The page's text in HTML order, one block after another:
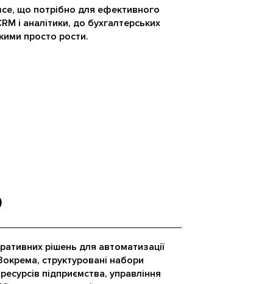
що потрібно для ефективного
і аналітики, до бухгалтерських
просто рости.
рішень для автоматизації
структуровані набори
підприємства, управління